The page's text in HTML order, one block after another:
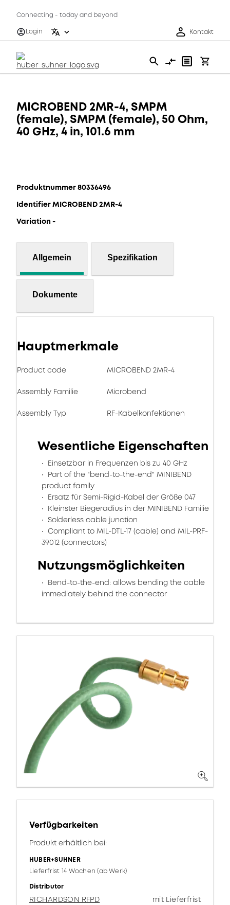
Connecting - today and beyond
Login
Kontakt
MICROBEND 2MR-4, SMPM
(female), SMPM (female), 50 Ohm,
40 GHz, 4 in, 101.6 mm
Produktnummer 80336496
Identifier MICROBEND 2MR-4
Variation -
Allgemein Spezifikation
Dokumente
Hauptmerkmale
Product code MICROBEND 2MR-4
Assembly Familie Microbend
Assembly Typ RF-Kabelkonfektionen
Wesentliche Eigenschaften
Einsetzbar in Frequenzen bis zu 40 GHz
Part of the "bend-to-the-end" MINIBEND
product family
Ersatz für Semi-Rigid-Kabel der Größe 047
Kleinster Biegeradius in der MINIBEND Familie
Solderless cable junction
Compliant to MIL-DTL-17 (cable) and MIL-PRF-
39012 (connectors)
Nutzungsmöglichkeiten
Bend-to-the-end: allows bending the cable
immediately behind the connector
Verfügbarkeiten
Produkt erhältlich bei:
HUBER+SUHNER
Lieferfrist 14 Wochen (ab Werk)
Distributor
RICHARDSON RFPD
mit Lieferfrist